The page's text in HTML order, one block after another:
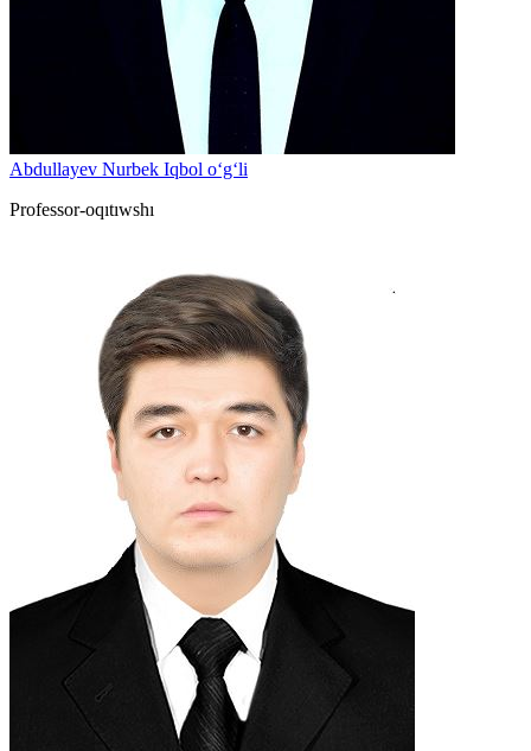
Abdullayev Nurbek Iqbol o‘g‘li
Professor-oqıtıwshı